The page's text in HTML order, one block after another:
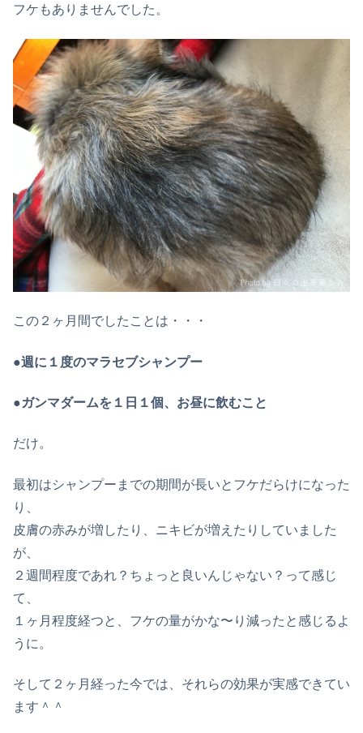
フケもありませんでした。
この２ヶ月間でしたことは・・・
●週に１度のマラセブシャンプー
●ガンマダームを１日１個、お昼に飲むこと
だけ。
最初はシャンプーまでの期間が長いとフケだらけになった
り、
皮膚の赤みが増したり、ニキビが増えたりしていました
が、
２週間程度であれ？ちょっと良いんじゃない？って感じ
て、
１ヶ月程度経つと、フケの量がかな〜り減ったと感じるよ
うに。
そして２ヶ月経った今では、それらの効果が実感できてい
ます＾＾